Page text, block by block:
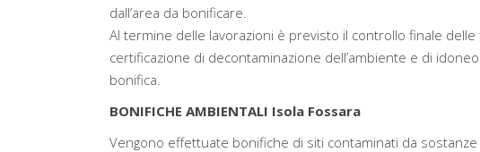
dall’area da bonificare.
Al termine delle lavorazioni è previsto il controllo finale
certificazione di decontaminazione dell’ambiente e di
bonifica.
BONIFICHE AMBIENTALI Isola Fossara
Vengono effettuate bonifiche di siti contaminati da